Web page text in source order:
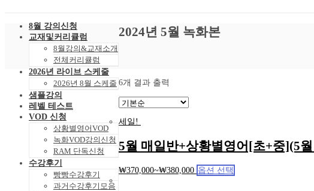
8월 강의신청
교재및커리큘럼
8월강의&교재소개
전체커리큘럼
2026년 라이브 스케줄
2026년 8월 스케줄
샘플강의
레벨 테스트
VOD 신청
상황별영어VOD
녹화VOD강의신청
RAM 단독신청
수강후기
빵빵수강후기
과거수강후기모음
2024년 5월 녹화본
6개 결과 출력
세일!
5월 매일반+상황별영어[초+중](5
₩370,000~₩380,000 옵션 선택